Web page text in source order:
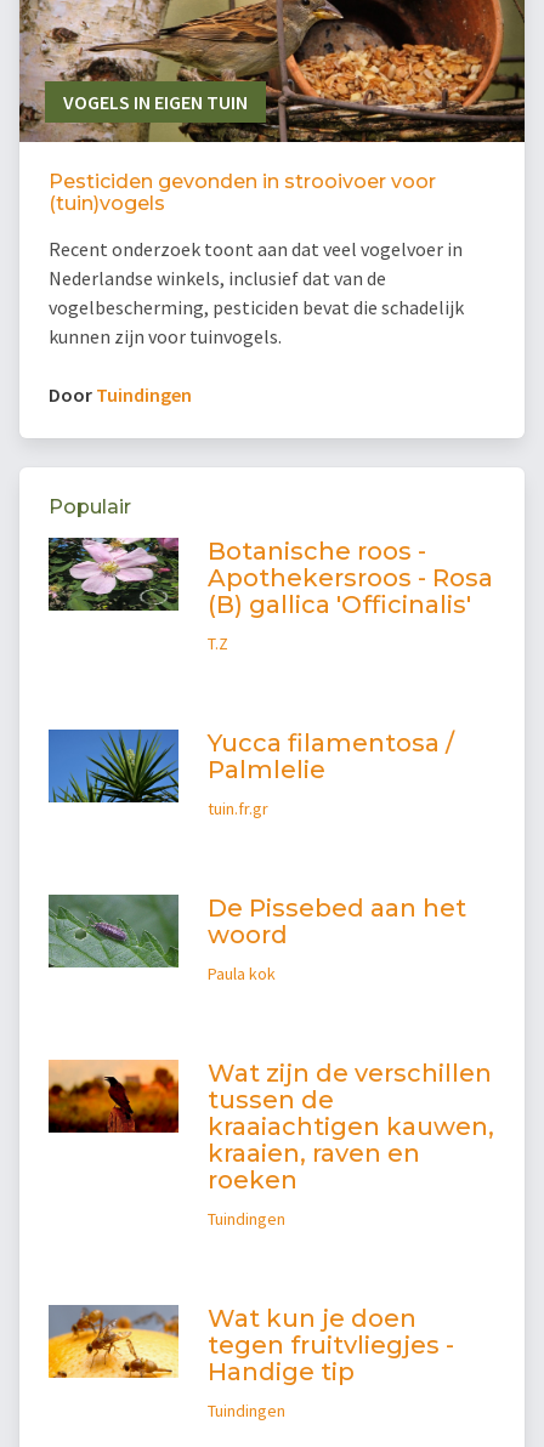
VOGELS IN EIGEN TUIN
Pesticiden gevonden in strooivoer voor
(tuin)vogels
Recent onderzoek toont aan dat veel vogelvoer in
Nederlandse winkels, inclusief dat van de
vogelbescherming, pesticiden bevat die schadelijk
kunnen zijn voor tuinvogels.
Door Tuindingen
Populair
Botanische roos -
Apothekersroos - Rosa
(B) gallica 'Officinalis'
T.Z
Yucca filamentosa /
Palmlelie
tuin.fr.gr
De Pissebed aan het
woord
Paula kok
Wat zijn de verschillen
tussen de
kraaiachtigen kauwen,
kraaien, raven en
roeken
Tuindingen
Wat kun je doen
tegen fruitvliegjes -
Handige tip
Tuindingen